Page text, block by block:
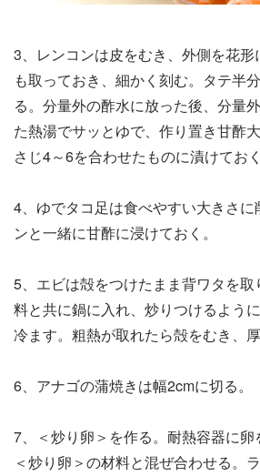
3、レンコンは皮をむき、外側を花形
も取っておき、細かく刻む。タテ半
る。分量外の酢水に放った後、分量
た熱湯でサッとゆで、作り置き甘酢
さじ4～6を合わせたものに漬けておく
4、ゆでタコ足は食べやすい大きさに
ンと一緒に甘酢に浸けておく。
5、エビは殻をつけたまま背ワタを取
料と共に鍋に入れ、炒りつけるよう
冷ます。粗熱が取れたら殻をむき、
6、アナゴの蒲焼きは幅2cmに切る。
7、＜炒り卵＞を作る。耐熱容器に
＜炒り卵＞の材料と混ぜ合わせる。